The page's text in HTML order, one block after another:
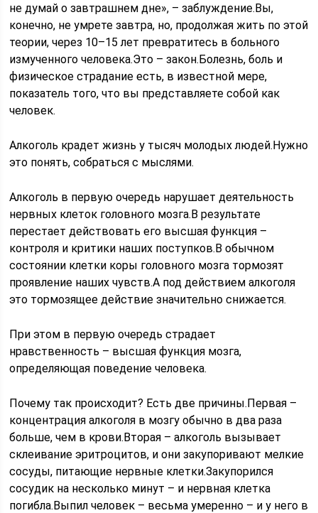
не думай о завтрашнем дне», – заблуждение.Вы,
конечно, не умрете завтра, но, продолжая жить по этой
теории, через 10–15 лет превратитесь в больного
измученного человека.Это – закон.Болезнь, боль и
физическое страдание есть, в известной мере,
показатель того, что вы представляете собой как
человек.
Алкоголь крадет жизнь у тысяч молодых людей.Нужно
это понять, собраться с мыслями.
Алкоголь в первую очередь нарушает деятельность
нервных клеток головного мозга.В результате
перестает действовать его высшая функция –
контроля и критики наших поступков.В обычном
состоянии клетки коры головного мозга тормозят
проявление наших чувств.А под действием алкоголя
это тормозящее действие значительно снижается.
При этом в первую очередь страдает
нравственность – высшая функция мозга,
определяющая поведение человека.
Почему так происходит? Есть две причины.Первая –
концентрация алкоголя в мозгу обычно в два раза
больше, чем в крови.Вторая – алкоголь вызывает
склеивание эритроцитов, и они закупоривают мелкие
сосуды, питающие нервные клетки.Закупорился
сосудик на несколько минут – и нервная клетка
погибла.Выпил человек – весьма умеренно – и у него в